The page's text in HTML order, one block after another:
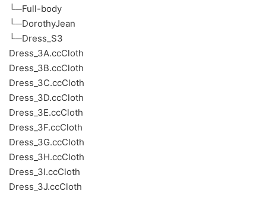
└─Full-body
└─DorothyJean
└─Dress_S3
Dress_3A.ccCloth
Dress_3B.ccCloth
Dress_3C.ccCloth
Dress_3D.ccCloth
Dress_3E.ccCloth
Dress_3F.ccCloth
Dress_3G.ccCloth
Dress_3H.ccCloth
Dress_3I.ccCloth
Dress_3J.ccCloth